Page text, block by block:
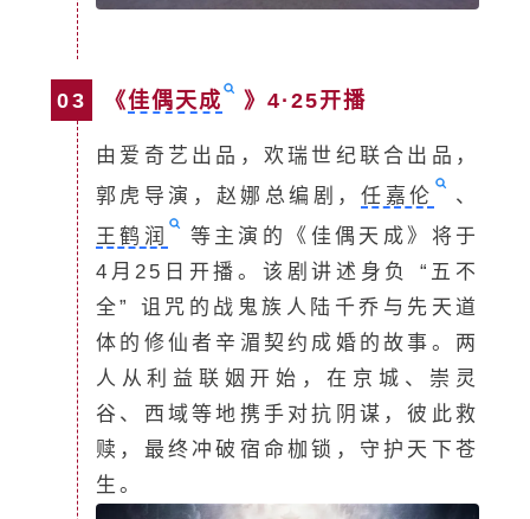
03 《佳偶天成 》4·25开播
由爱奇艺出品，欢瑞世纪联合出品，
郭虎导演，赵娜总编剧，任嘉伦
、
王鹤润
等主演的《佳偶天成》将于
4月25日开播。该剧讲述身负 “五不
全” 诅咒的战鬼族人陆千乔与先天道
体的修仙者辛湄契约成婚的故事。两
人从利益联姻开始，在京城、崇灵
谷、西域等地携手对抗阴谋，彼此救
赎，最终冲破宿命枷锁，守护天下苍
生。